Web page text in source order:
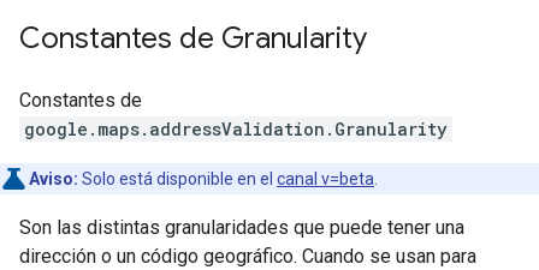
Constantes de Granularity
Constantes de
google.maps.addressValidation . Granularity
Aviso: Solo está disponible en el canal v=beta
Son las distintas granularidades que puede tener una
dirección o un código geográfico. Cuando se usan para